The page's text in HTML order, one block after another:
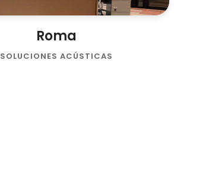
Roma
SOLUCIONES ACÚSTICAS